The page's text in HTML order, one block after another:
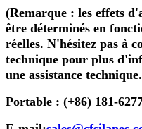
(Remarque : les effets
être déterminés en
réelles. N'hésitez pas à
technique pour plus
une assistance
Portable : (+86) 181-